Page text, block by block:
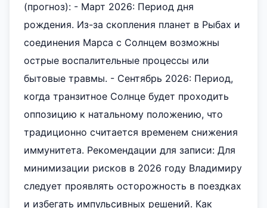
(прогноз): - Март 2026: Период дня
рождения. Из-за скопления планет в Рыбах и
соединения Марса с Солнцем возможны
острые воспалительные процессы или
бытовые травмы. - Сентябрь 2026: Период,
когда транзитное Солнце будет проходить
оппозицию к натальному положению, что
традиционно считается временем снижения
иммунитета. Рекомендации для записи: Для
минимизации рисков в 2026 году Владимиру
следует проявлять осторожность в поездках
и избегать импульсивных решений. Как